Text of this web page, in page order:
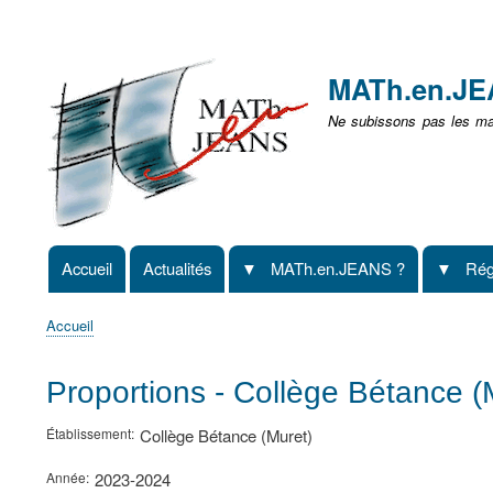
non
identifié
Ne subissons pas les
Navigation
principale
Accueil Actualités MATh.en.JEANS ?
d'Ariane
Accueil
Proportions - Collège Bétance
Établissement Collège Bétance (Muret)
Année 2023-2024